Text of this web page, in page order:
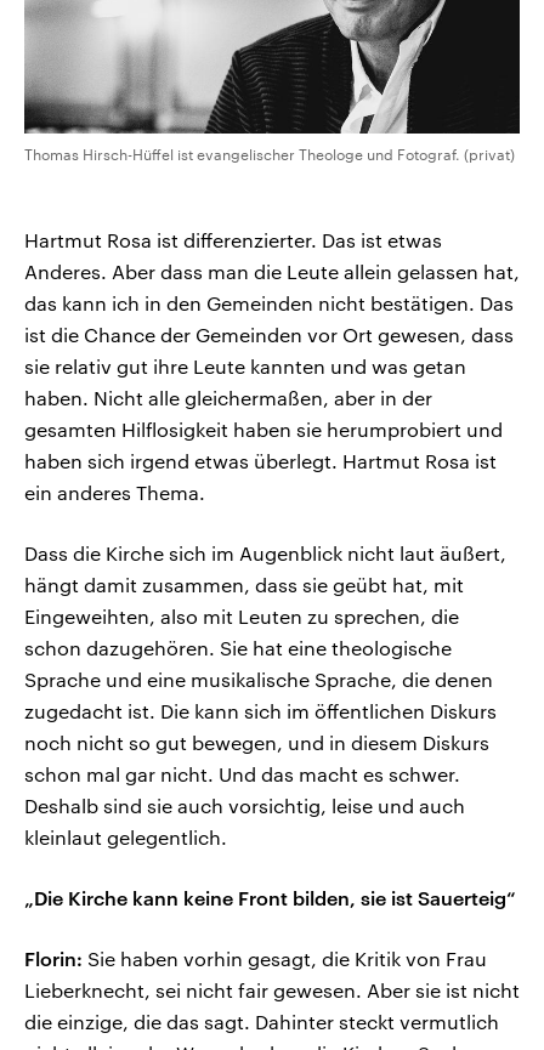
Thomas Hirsch-Hüffel ist evangelischer Theologe und Fotograf. (privat)
Hartmut Rosa ist differenzierter. Das ist etwas
Anderes. Aber dass man die Leute allein gelassen hat,
das kann ich in den Gemeinden nicht bestätigen. Das
ist die Chance der Gemeinden vor Ort gewesen, dass
sie relativ gut ihre Leute kannten und was getan
haben. Nicht alle gleichermaßen, aber in der
gesamten Hilflosigkeit haben sie herumprobiert und
haben sich irgend etwas überlegt. Hartmut Rosa ist
ein anderes Thema.
Dass die Kirche sich im Augenblick nicht laut äußert,
hängt damit zusammen, dass sie geübt hat, mit
Eingeweihten, also mit Leuten zu sprechen, die
schon dazugehören. Sie hat eine theologische
Sprache und eine musikalische Sprache, die denen
zugedacht ist. Die kann sich im öffentlichen Diskurs
noch nicht so gut bewegen, und in diesem Diskurs
schon mal gar nicht. Und das macht es schwer.
Deshalb sind sie auch vorsichtig, leise und auch
kleinlaut gelegentlich.
„Die Kirche kann keine Front bilden, sie ist Sauerteig“
Florin: Sie haben vorhin gesagt, die Kritik von Frau
Lieberknecht, sei nicht fair gewesen. Aber sie ist nicht
die einzige, die das sagt. Dahinter steckt vermutlich